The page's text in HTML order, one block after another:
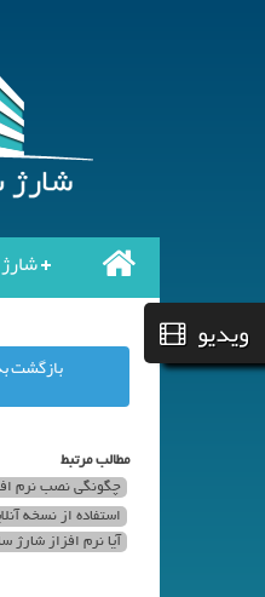
بازگشت
مطالب مرتبط
چگونگی نصب نرم
استفاده از نسخه
آیا نرم افزاز
ویدیو